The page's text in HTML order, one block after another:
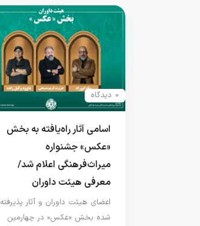
0 دیدگاه
اسامی آثار راه‌یافته به بخش
«عکس» جشنواره
میراث‌فرهنگی اعلام شد/
معرفی هیئت داوران
اعضای هیئت داوران و آثار پذیرفته
شده بخش «عکس» در چهارمین